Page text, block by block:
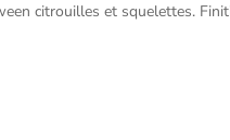
citrouilles et squelettes.